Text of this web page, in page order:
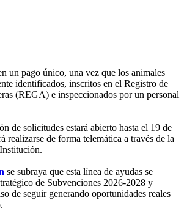
un pago único, una vez que los animales
identificados, inscritos en el Registro de
(REGA) e inspeccionados por un personal
de solicitudes estará abierto hasta el 19 de
realizarse de forma telemática a través de la
se subraya que esta línea de ayudas se
de Subvenciones 2026-2028 y
de seguir generando oportunidades reales